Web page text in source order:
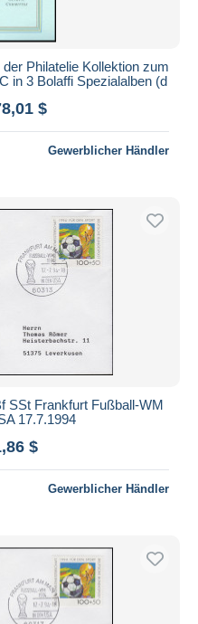
Philatelie Kollektion zum
in 3 Bolaffi Spezialalben (d
$
Gewerblicher Händler
SSt Frankfurt Fußball-WM
17.7.1994
$
Gewerblicher Händler